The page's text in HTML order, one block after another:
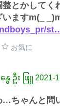
とかしてく
ますm(_
お気に
ေ ဦး ဖြူ 2021-
…ちゃんと問